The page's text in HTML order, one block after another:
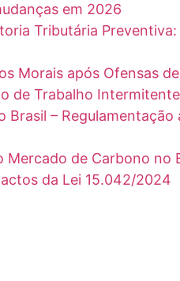
em 2026
Tributária
Morais após Ofensas
de Trabalho
Brasil – Regulamentação
Mercado de Carbono no
da Lei 15.042/2024